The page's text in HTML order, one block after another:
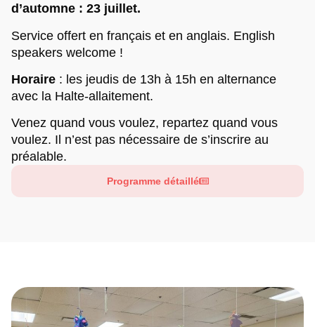
d’automne : 23 juillet.
Service offert en français et en anglais. English
speakers welcome !
Horaire : les jeudis de 13h à 15h en alternance
avec la Halte-allaitement.
Venez quand vous voulez, repartez quand vous
voulez. Il n’est pas nécessaire de s’inscrire au
préalable.
Programme détaillé